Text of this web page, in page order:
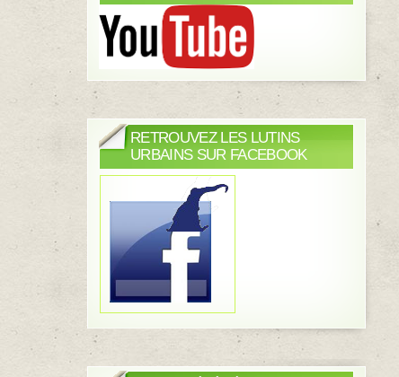
RETROUVEZ LES LUTINS
URBAINS SUR FACEBOOK